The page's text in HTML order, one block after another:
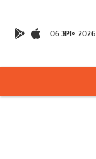
06 अग॰ 2026